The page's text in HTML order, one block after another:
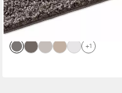
ab 12,98 € UVP25,97 €
-50%
lieferbar - in 2-3 Werktagen bei dir
+1